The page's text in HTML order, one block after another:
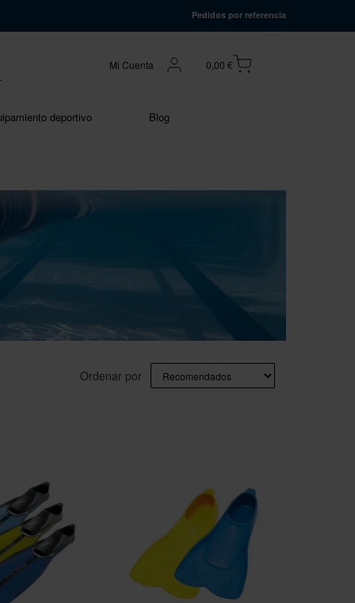
Pedidos por referencia
0,00 €
Mi Cuenta
deportivo Blog
Ordenar por